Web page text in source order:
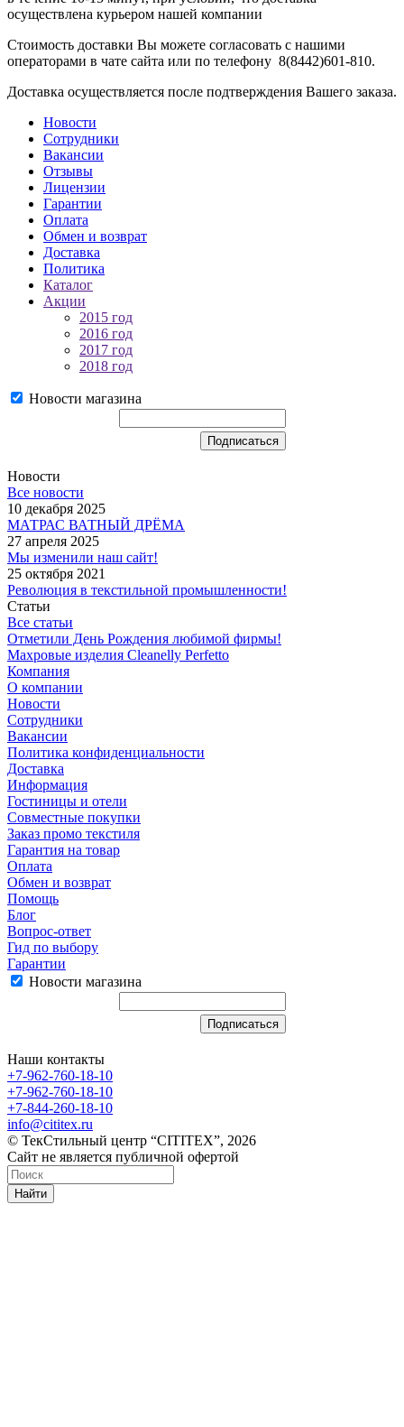
осуществлена курьером нашей компании
Стоимость доставки Вы можете согласовать с нашими
операторами в чате сайта или по телефону 8(8442)601-810.
Доставка осуществляется после подтверждения Вашего заказа.
Новости
Сотрудники
Вакансии
Отзывы
Лицензии
Гарантии
Оплата
Обмен и возврат
Доставка
Политика
Каталог
Акции
2015 год
2016 год
2017 год
2018 год
Новости магазина
Новости
Все новости
10 декабря 2025
МАТРАС ВАТНЫЙ ДРЁМА
27 апреля 2025
Мы изменили наш сайт!
25 октября 2021
Революция в текстильной промышленности!
Статьи
Все статьи
Отметили День Рождения любимой фирмы!
Махровые изделия Cleanelly Perfetto
Компания
О компании
Новости
Сотрудники
Вакансии
Политика конфиденциальности
Доставка
Информация
Гостиницы и отели
Совместные покупки
Заказ промо текстиля
Гарантия на товар
Оплата
Обмен и возврат
Помощь
Блог
Вопрос-ответ
Гид по выбору
Гарантии
Новости магазина
Наши контакты
+7-962-760-18-10
+7-962-760-18-10
+7-844-260-18-10
info@cititex.ru
© ТекСтильный центр “CITITEX”, 2026
Сайт не является публичной офертой
Найти